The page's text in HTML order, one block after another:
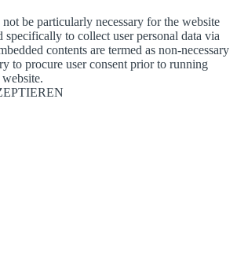
be particularly necessary for the website
specifically to collect user personal data via
contents are termed as non-necessary
to procure user consent prior to running